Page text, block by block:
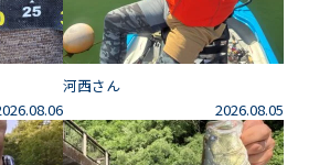
河西さん
2026.08.05